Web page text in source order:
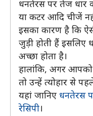
धनतेरस पर तेज धार
या कटर आदि चीजें
इसका कारण है कि
जुड़ी होती हैं
अच्छा होता है।
हालांकि, अगर
तो उन्हें त्योहार से
यहां जानिए धनतेरस
रेसिपी।